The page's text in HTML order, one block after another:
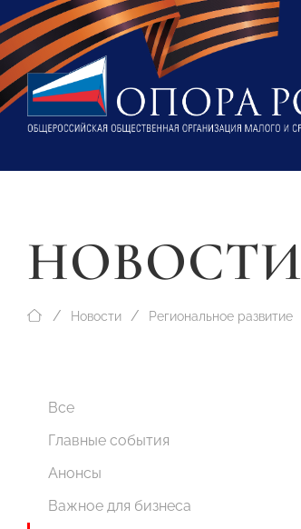
НОВОСТИ
Новости Региональное развитие
Все
Главные события
Анонсы
Важное для бизнеса